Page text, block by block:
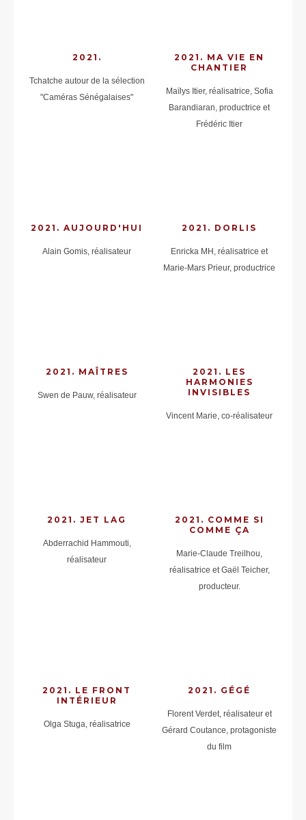
2021.
Tchatche autour de la sélection
"Caméras Sénégalaises"
2021. MA VIE EN
CHANTIER
Maïlys Itier, réalisatrice, Sofia
Barandiaran, productrice et
Frédéric Itier
2021. AUJOURD'HUI
Alain Gomis, réalisateur
2021. DORLIS
Enricka MH, réalisatrice et
Marie-Mars Prieur, productrice
2021. MAÎTRES
Swen de Pauw, réalisateur
2021. LES
HARMONIES
INVISIBLES
Vincent Marie, co-réalisateur
2021. JET LAG
Abderrachid Hammouti,
réalisateur
2021. COMME SI
COMME ÇA
Marie-Claude Treilhou,
réalisatrice et Gaël Teicher,
producteur.
2021. LE FRONT
INTÉRIEUR
Olga Stuga, réalisatrice
2021. GÉGÉ
Florent Verdet, réalisateur et
Gérard Coutance, protagoniste
du film